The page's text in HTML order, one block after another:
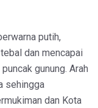
putih,
dan mencapai
gunung. Arah
sehingga
dan Kota